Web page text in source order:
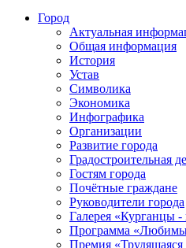
Город
Актуальная
Общая информация
История
Устав
Символика
Экономика
Инфографика
Организации
Развитие города
Градостроительная
Гостям города
Почётные граждане
Руководители города
Галерея «Курганцы -
Программа
Премия